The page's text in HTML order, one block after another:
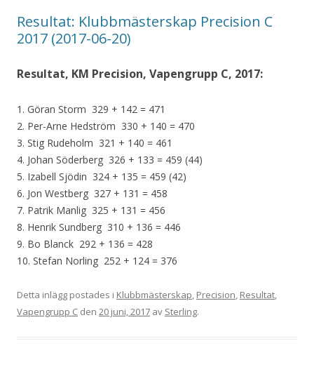
Resultat: Klubbmästerskap Precision C
2017 (2017-06-20)
Resultat, KM Precision, Vapengrupp C, 2017:
1. Göran Storm 329 + 142 = 471
2. Per-Arne Hedström 330 + 140 = 470
3. Stig Rudeholm 321 + 140 = 461
4. Johan Söderberg 326 + 133 = 459 (44)
5. Izabell Sjödin 324 + 135 = 459 (42)
6. Jon Westberg 327 + 131 = 458
7. Patrik Manlig 325 + 131 = 456
8. Henrik Sundberg 310 + 136 = 446
9. Bo Blanck 292 + 136 = 428
10. Stefan Norling 252 + 124 = 376
Detta inlägg postades i Klubbmästerskap, Precision, Resultat,
Vapengrupp C den 20 juni, 2017 av Sterling.